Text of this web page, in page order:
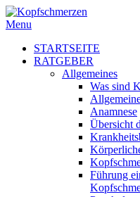
Menu
STARTSEITE
RATGEBER
Allgemeines
Was sind
Anamnese
Übersicht
Führung